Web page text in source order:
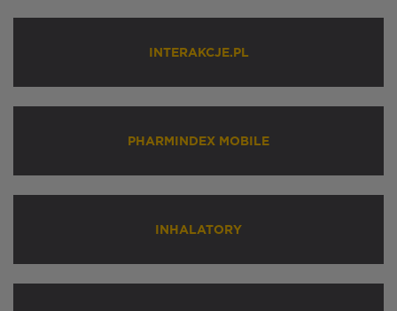
INTERAKCJE.PL
PHARMINDEX MOBILE
INHALATORY